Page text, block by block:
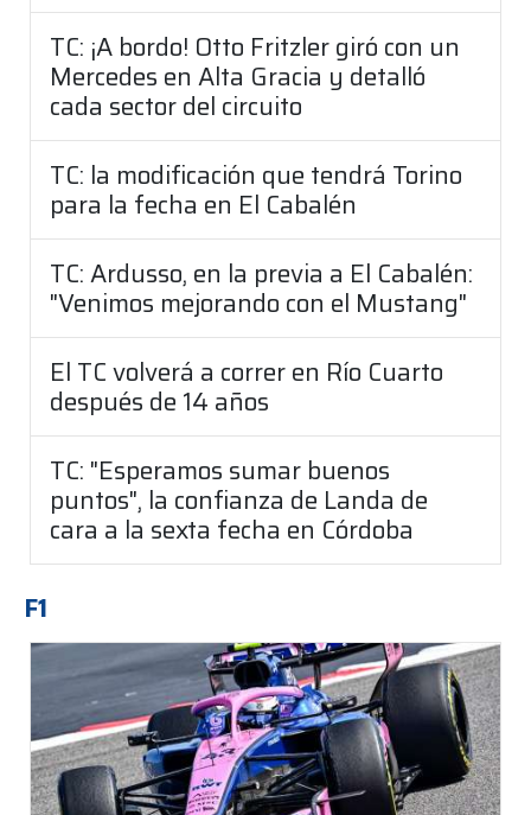
TC: ¡A bordo! Otto Fritzler giró con un
Mercedes en Alta Gracia y detalló
cada sector del circuito
TC: la modificación que tendrá Torino
para la fecha en El Cabalén
TC: Ardusso, en la previa a El Cabalén:
"Venimos mejorando con el Mustang"
El TC volverá a correr en Río Cuarto
después de 14 años
TC: "Esperamos sumar buenos
puntos", la confianza de Landa de
cara a la sexta fecha en Córdoba
F1